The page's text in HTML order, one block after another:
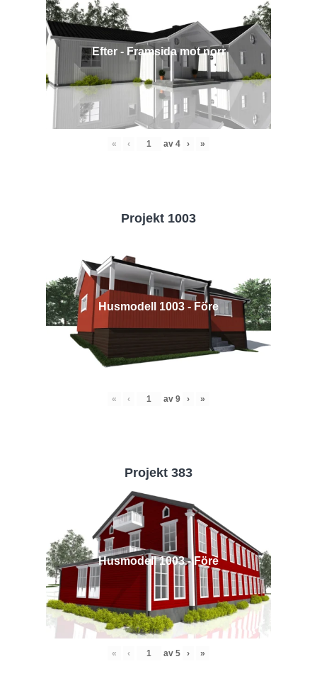
Efter - Framsida mot norr
« ‹ av 4 › »
Projekt 1003
Husmodell 1003 - Före
« ‹ av 9 › »
Projekt 383
Husmodell 1003 - Före
« ‹ av 5 › »